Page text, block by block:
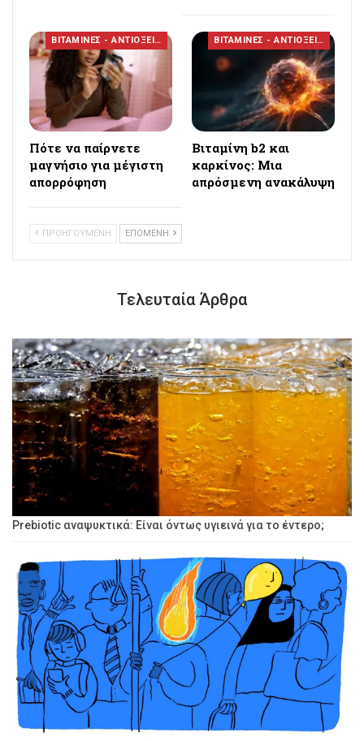
ΒΙΤΑΜΙΝΕΣ - ΑΝΤΙΟΞΕΙΔΩΤΙΚΑ
Πότε να παίρνετε
μαγνήσιο για μέγιστη
απορρόφηση
ΒΙΤΑΜΙΝΕΣ - ΑΝΤΙΟΞΕΙΔΩΤΙΚΑ
Βιταμίνη b2 και
καρκίνος: Μια
απρόσμενη ανακάλυψη
ΠΡΟΗΓΟΥΜΕΝΗ ΕΠΟΜΕΝΗ
Τελευταία Άρθρα
Prebiotic αναψυκτικά: Είναι όντως υγιεινά για το έντερο;